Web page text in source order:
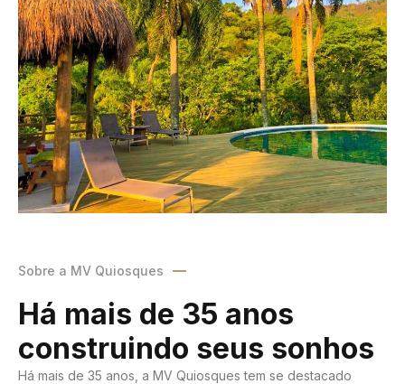
Sobre a MV Quiosques
Há mais de 35 anos
construindo seus sonhos
Há mais de 35 anos, a MV Quiosques tem se destacado